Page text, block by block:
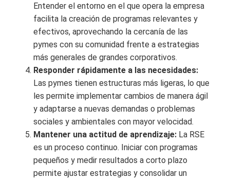
Entender el entorno en el que opera la empresa
facilita la creación de programas relevantes y
efectivos, aprovechando la cercanía de las
pymes con su comunidad frente a estrategias
más generales de grandes corporativos.
Responder rápidamente a las necesidades:
Las pymes tienen estructuras más ligeras, lo que
les permite implementar cambios de manera ágil
y adaptarse a nuevas demandas o problemas
sociales y ambientales con mayor velocidad.
Mantener una actitud de aprendizaje: La RSE
es un proceso continuo. Iniciar con programas
pequeños y medir resultados a corto plazo
permite ajustar estrategias y consolidar un